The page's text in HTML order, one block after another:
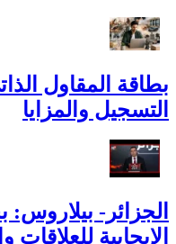
التسجيل والمزايا
الجزائر-
الإيجابية للعلاقات